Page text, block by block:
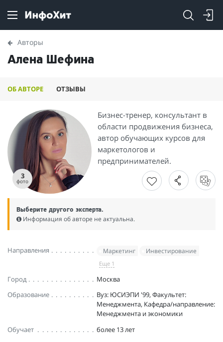
Авторы
Алена Шефина
ОБ АВТОРЕ ОТЗЫВЫ
3
фото
Бизнес-тренер, консультант в
области продвижения бизнеса,
автор обучающих курсов для
маркетологов и
предпринимателей.
Выберите другого эксперта.
Информация об авторе не актуальна.
Направления Маркетинг
Инвестирование
Еще 1
Город
Москва
Образование
Вуз: ЮСИЭПИ '99, Факультет:
Менеджмента, Кафедра/направление:
Менеджмента и экономики
Обучает
более 13 лет